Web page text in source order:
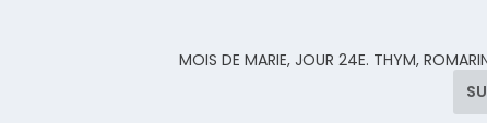
MOIS DE MARIE, JOUR 24E. THYM,